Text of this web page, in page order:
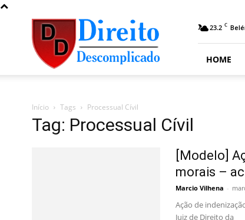
Direito
Descomplicado
23.2 C
HOME
Início Tags Processual Cívil
Tag: Processual Cívil
[Modelo]
morais –
Marcio Vilhena -
Ação de
Juiz de Direito da